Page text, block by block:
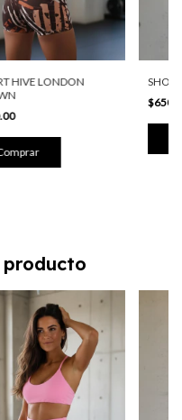
HIVE LONDON
producto